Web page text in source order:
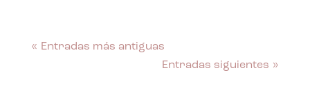
« Entradas más antiguas
Entradas siguientes »